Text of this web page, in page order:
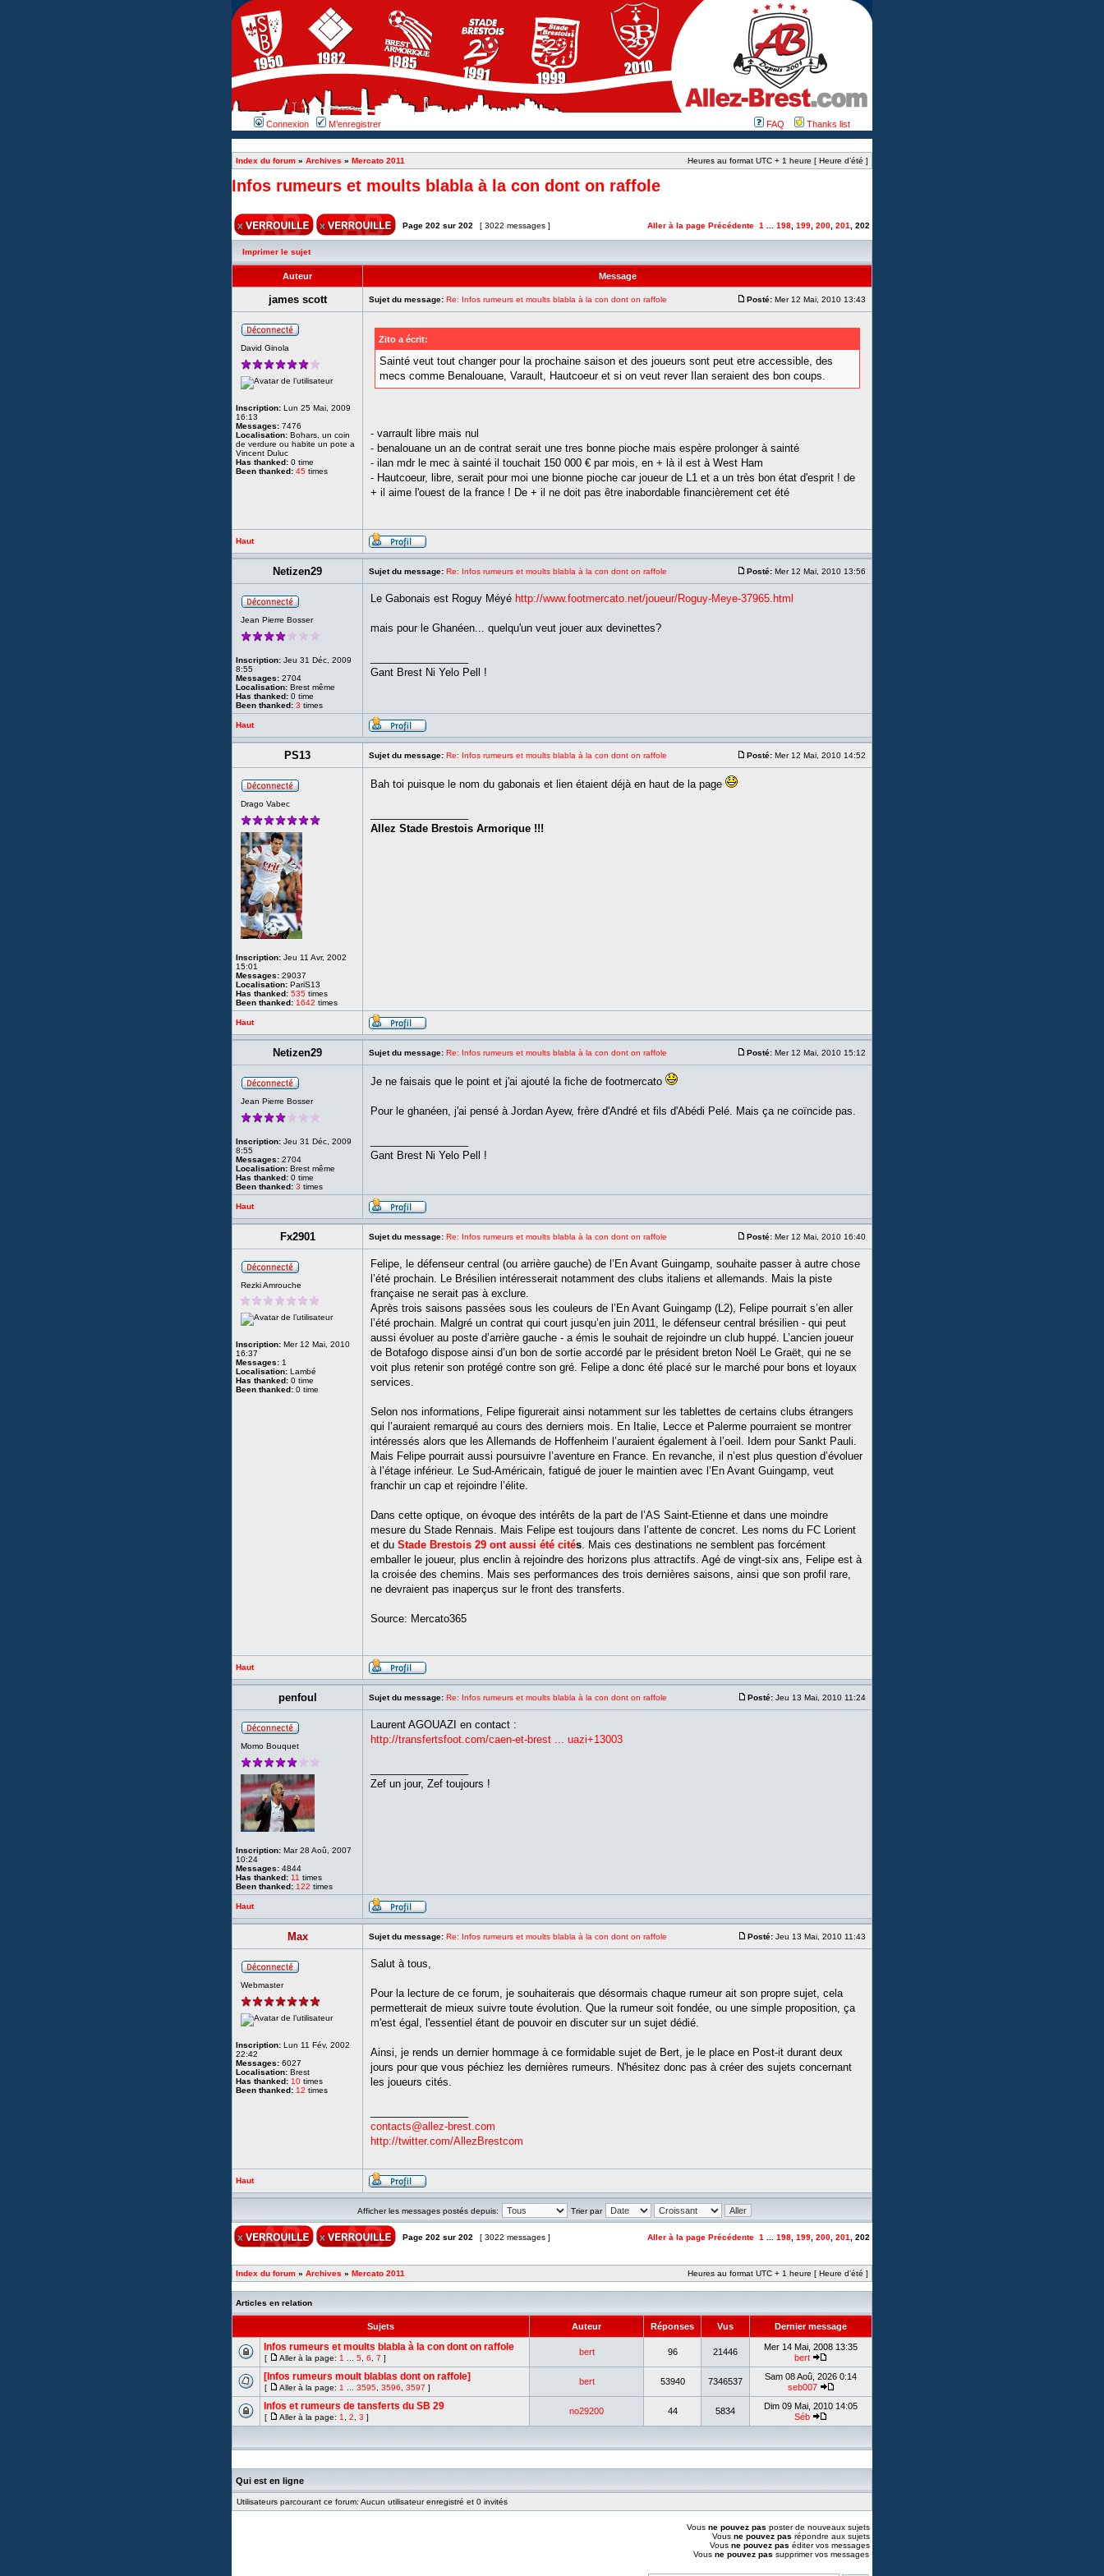
Connexion M’enregistrer FAQ Thanks list
Index du forum » Archives » Mercato 2011 Heures au format UTC + 1 heure [ Heure d’été ]
Infos rumeurs et moults blabla à la con dont on raffole
Page 202 sur 202 [ 3022 messages ] Aller à la page Précédente 1 198 199 200 201 202
Imprimer le sujet
Auteur Message
james scott Sujet du message: Re: Infos rumeurs et moults blabla à la con dont on raffole Posté: Mer 12 Mai, 2010 13:43
David Ginola
Inscription: Lun 25 Mai, 2009
16:13
Messages: 7476
Localisation: Bohars, un coin
de verdure ou habite un pote a
Vincent Duluc
Has thanked: 0 time
Been thanked: 45 times
Zito a écrit:
Sainté veut tout changer pour la prochaine saison et des joueurs sont peut etre accessible, des
mecs comme Benalouane, Varault, Hautcoeur et si on veut rever Ilan seraient des bon coups.
- varrault libre mais nul
- benalouane un an de contrat serait une tres bonne pioche mais espère prolonger à sainté
- ilan mdr le mec à sainté il touchait 150 000 € par mois, en + là il est à West Ham
- Hautcoeur, libre, serait pour moi une bionne pioche car joueur de L1 et a un très bon état d'esprit ! de
+ il aime l'ouest de la france ! De + il ne doit pas être inabordable financièrement cet été
Haut
Netizen29 Sujet du message: Re: Infos rumeurs et moults blabla à la con dont on raffole Posté: Mer 12 Mai, 2010 13:56
Jean Pierre Bosser
Inscription: Jeu 31 Déc, 2009
8:55
Messages: 2704
Localisation: Brest même
Has thanked: 0 time
Been thanked: 3 times
Le Gabonais est Roguy Méyé http://www.footmercato.net/joueur/Roguy-Meye-37965.html
mais pour le Ghanéen... quelqu'un veut jouer aux devinettes?
Gant Brest Ni Yelo Pell !
Haut
PS13 Sujet du message: Re: Infos rumeurs et moults blabla à la con dont on raffole Posté: Mer 12 Mai, 2010 14:52
Drago Vabec
Inscription: Jeu 11 Avr, 2002
15:01
Messages: 29037
Localisation: PariS13
Has thanked: 535 times
Been thanked: 1642 times
Bah toi puisque le nom du gabonais et lien étaient déjà en haut de la page
Allez Stade Brestois Armorique !!!
Haut
Netizen29 Sujet du message: Re: Infos rumeurs et moults blabla à la con dont on raffole Posté: Mer 12 Mai, 2010 15:12
Jean Pierre Bosser
Inscription: Jeu 31 Déc, 2009
8:55
Messages: 2704
Localisation: Brest même
Has thanked: 0 time
Been thanked: 3 times
Je ne faisais que le point et j'ai ajouté la fiche de footmercato
Pour le ghanéen, j'ai pensé à Jordan Ayew, frère d'André et fils d'Abédi Pelé. Mais ça ne coïncide pas.
Gant Brest Ni Yelo Pell !
Haut
Fx2901 Sujet du message: Re: Infos rumeurs et moults blabla à la con dont on raffole Posté: Mer 12 Mai, 2010 16:40
Rezki Amrouche
Inscription: Mer 12 Mai, 2010
16:37
Messages: 1
Localisation: Lambé
Has thanked: 0 time
Been thanked: 0 time
Felipe, le défenseur central (ou arrière gauche) de l’En Avant Guingamp, souhaite passer à autre chose
l’été prochain. Le Brésilien intéresserait notamment des clubs italiens et allemands. Mais la piste
française ne serait pas à exclure.
Après trois saisons passées sous les couleurs de l’En Avant Guingamp (L2), Felipe pourrait s’en aller
l’été prochain. Malgré un contrat qui court jusqu’en juin 2011, le défenseur central brésilien - qui peut
aussi évoluer au poste d’arrière gauche - a émis le souhait de rejoindre un club huppé. L’ancien joueur
de Botafogo dispose ainsi d’un bon de sortie accordé par le président breton Noël Le Graët, qui ne se
voit plus retenir son protégé contre son gré. Felipe a donc été placé sur le marché pour bons et loyaux
services.
Selon nos informations, Felipe figurerait ainsi notamment sur les tablettes de certains clubs étrangers
qui l’auraient remarqué au cours des derniers mois. En Italie, Lecce et Palerme pourraient se montrer
intéressés alors que les Allemands de Hoffenheim l’auraient également à l’oeil. Idem pour Sankt Pauli.
Mais Felipe pourrait aussi poursuivre l’aventure en France. En revanche, il n’est plus question d’évoluer
à l’étage inférieur. Le Sud-Américain, fatigué de jouer le maintien avec l’En Avant Guingamp, veut
franchir un cap et rejoindre l’élite.
Dans cette optique, on évoque des intérêts de la part de l’AS Saint-Etienne et dans une moindre
mesure du Stade Rennais. Mais Felipe est toujours dans l’attente de concret. Les noms du FC Lorient
et du Stade Brestois 29 ont aussi été cités. Mais ces destinations ne semblent pas forcément
emballer le joueur, plus enclin à rejoindre des horizons plus attractifs. Agé de vingt-six ans, Felipe est à
la croisée des chemins. Mais ses performances des trois dernières saisons, ainsi que son profil rare,
ne devraient pas inaperçus sur le front des transferts.
Source: Mercato365
Haut
penfoul Sujet du message: Re: Infos rumeurs et moults blabla à la con dont on raffole Posté: Jeu 13 Mai, 2010 11:24
Momo Bouquet
Inscription: Mar 28 Aoû, 2007
10:24
Messages: 4844
Has thanked: 11 times
Been thanked: 122 times
Laurent AGOUAZI en contact :
http://transfertsfoot.com/caen-et-brest ... uazi+13003
Zef un jour, Zef toujours !
Haut
Max Sujet du message: Re: Infos rumeurs et moults blabla à la con dont on raffole Posté: Jeu 13 Mai, 2010 11:43
Webmaster
Inscription: Lun 11 Fév, 2002
22:42
Messages: 6027
Localisation: Brest
Has thanked: 10 times
Been thanked: 12 times
Salut à tous,
Pour la lecture de ce forum, je souhaiterais que désormais chaque rumeur ait son propre sujet, cela
permetterait de mieux suivre toute évolution. Que la rumeur soit fondée, ou une simple proposition, ça
m'est égal, l'essentiel étant de pouvoir en discuter sur un sujet dédié.
Ainsi, je rends un dernier hommage à ce formidable sujet de Bert, je le place en Post-it durant deux
jours pour que vous péchiez les dernières rumeurs. N'hésitez donc pas à créer des sujets concernant
les joueurs cités.
contacts@allez-brest.com
http://twitter.com/AllezBrestcom
Haut
Afficher les messages postés depuis: Trier par
Page 202 sur 202 [ 3022 messages ] Aller à la page Précédente 1 198 199 200 201 202
Index du forum » Archives » Mercato 2011 Heures au format UTC + 1 heure [ Heure d’été ]
Articles en relation
Sujets Auteur Réponses Vus Dernier message
Infos rumeurs et moults blabla à la con dont on raffole
[ Aller à la page: 1 5 6 7 ]
bert 96 21446
Mer 14 Mai, 2008 13:35
bert
[Infos rumeurs moult blablas dont on raffole]
[ Aller à la page: 1 3595 3596 3597 ]
bert 53940 7346537
Sam 08 Aoû, 2026 0:14
seb007
Infos et rumeurs de tansferts du SB 29
[ Aller à la page: 1 2 3 ]
no29200 44 5834
Dim 09 Mai, 2010 14:05
Séb
Qui est en ligne
Utilisateurs parcourant ce forum: Aucun utilisateur enregistré et 0 invités
Vous ne pouvez pas poster de nouveaux sujets
Vous ne pouvez pas répondre aux sujets
Vous ne pouvez pas éditer vos messages
Vous ne pouvez pas supprimer vos messages